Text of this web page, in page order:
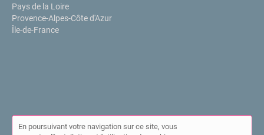
Pays de la Loire
Provence-Alpes-Côte d'Azur
Île-de-France
En poursuivant votre navigation sur ce site, vous